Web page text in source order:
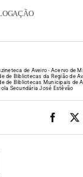
de Aveiro - Acervo de
de Bibliotecas da Região de
de Bibliotecas Municipais de
Secundária José Estêvão
X